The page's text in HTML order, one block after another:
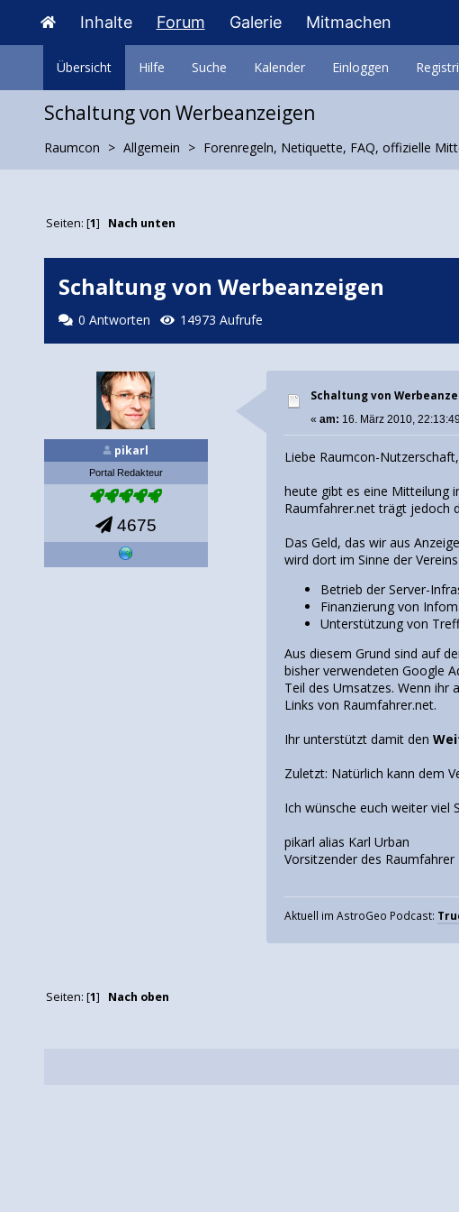
Inhalte Forum Galerie Mitmachen
Übersicht Hilfe Suche Kalender Einloggen
Schaltung von Werbeanzeigen
Raumcon Allgemein Forenregeln, Netiquette, FAQ, offizielle
Seiten: [1] Nach unten
Schaltung von Werbeanzeigen
0 Antworten 14973 Aufrufe
pikarl
Portal Redakteur
4675
Schaltung von
«am: 16. März 2010,
Liebe Raumcon-Nutzerschaft,
heute gibt es eine Mitteilung
Raumfahrer.net trägt jedoch
Das Geld, das wir aus
wird dort im Sinne der
Betrieb der Server-
Finanzierung von
Unterstützung von
Aus diesem Grund sind auf
bisher verwendeten Google
Teil des Umsatzes. Wenn ihr
Links von Raumfahrer.net.
Ihr unterstützt damit den
Zuletzt: Natürlich kann dem
Ich wünsche euch weiter viel
pikarl alias Karl Urban
Vorsitzender des Raumfahrer
Aktuell im AstroGeo Podcast:
Seiten: [1] Nach oben